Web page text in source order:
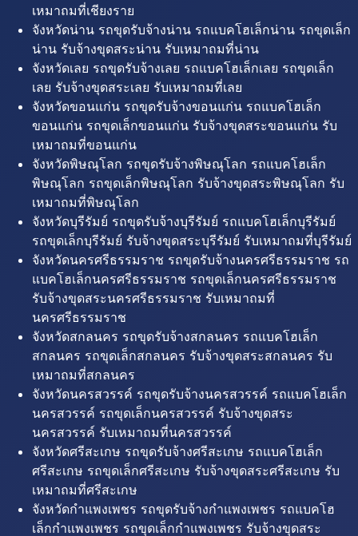
เหมาถมที่เชียงราย
จังหวัดน่าน รถขุดรับจ้างน่าน รถแบคโฮเล็กน่าน รถขุดเล็ก
น่าน รับจ้างขุดสระน่าน รับเหมาถมที่น่าน
จังหวัดเลย รถขุดรับจ้างเลย รถแบคโฮเล็กเลย รถขุดเล็ก
เลย รับจ้างขุดสระเลย รับเหมาถมที่เลย
จังหวัดขอนแก่น รถขุดรับจ้างขอนแก่น รถแบคโฮเล็ก
ขอนแก่น รถขุดเล็กขอนแก่น รับจ้างขุดสระขอนแก่น รับ
เหมาถมที่ขอนแก่น
จังหวัดพิษณุโลก รถขุดรับจ้างพิษณุโลก รถแบคโฮเล็ก
พิษณุโลก รถขุดเล็กพิษณุโลก รับจ้างขุดสระพิษณุโลก รับ
เหมาถมที่พิษณุโลก
จังหวัดบุรีรัมย์ รถขุดรับจ้างบุรีรัมย์ รถแบคโฮเล็กบุรีรัมย์
รถขุดเล็กบุรีรัมย์ รับจ้างขุดสระบุรีรัมย์ รับเหมาถมที่บุรีรัมย์
จังหวัดนครศรีธรรมราช รถขุดรับจ้างนครศรีธรรมราช รถ
แบคโฮเล็กนครศรีธรรมราช รถขุดเล็กนครศรีธรรมราช
รับจ้างขุดสระนครศรีธรรมราช รับเหมาถมที่
นครศรีธรรมราช
จังหวัดสกลนคร รถขุดรับจ้างสกลนคร รถแบคโฮเล็ก
สกลนคร รถขุดเล็กสกลนคร รับจ้างขุดสระสกลนคร รับ
เหมาถมที่สกลนคร
จังหวัดนครสวรรค์ รถขุดรับจ้างนครสวรรค์ รถแบคโฮเล็ก
นครสวรรค์ รถขุดเล็กนครสวรรค์ รับจ้างขุดสระ
นครสวรรค์ รับเหมาถมที่นครสวรรค์
จังหวัดศรีสะเกษ รถขุดรับจ้างศรีสะเกษ รถแบคโฮเล็ก
ศรีสะเกษ รถขุดเล็กศรีสะเกษ รับจ้างขุดสระศรีสะเกษ รับ
เหมาถมที่ศรีสะเกษ
จังหวัดกำแพงเพชร รถขุดรับจ้างกำแพงเพชร รถแบคโฮ
เล็กกำแพงเพชร รถขุดเล็กกำแพงเพชร รับจ้างขุดสระ